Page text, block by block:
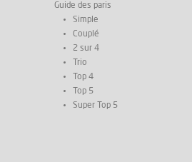
Guide des paris
Simple
Couplé
2 sur 4
Trio
Top 4
Top 5
Super Top 5